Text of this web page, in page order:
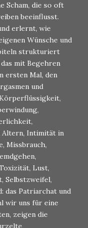
Scham, die so oft
beeinflusst.
erlernt, wie
Wünsche und
strukturiert
mit Begehren
ersten Mal, den
und
Altern, Intimität in
Missbrauch,
Lust,
Selbstzweifel,
das Patriarchat und
wir uns für eine
zeigen die